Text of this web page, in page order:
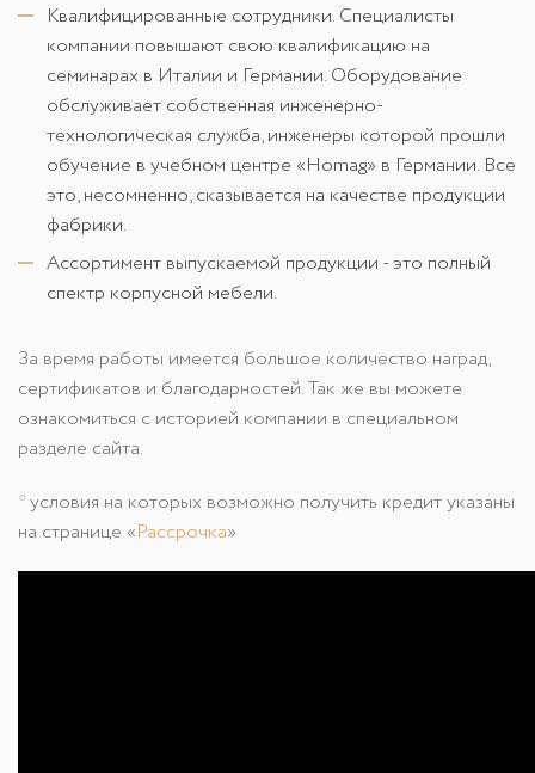
Квалифицированные сотрудники. Специалисты
компании повышают свою квалификацию на
семинарах в Италии и Германии. Оборудование
обслуживает собственная инженерно-
технологическая служба, инженеры которой прошли
обучение в учебном центре «Homag» в Германии. Все
это, несомненно, сказывается на качестве продукции
фабрики.
Ассортимент выпускаемой продукции - это полный
спектр корпусной мебели.
За время работы имеется большое количество наград,
сертификатов и благодарностей. Так же вы можете
ознакомиться с историей компании в специальном
разделе сайта.
* условия на которых возможно получить кредит указаны
на странице «Рассрочка»